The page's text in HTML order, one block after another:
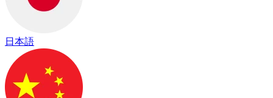
日本語